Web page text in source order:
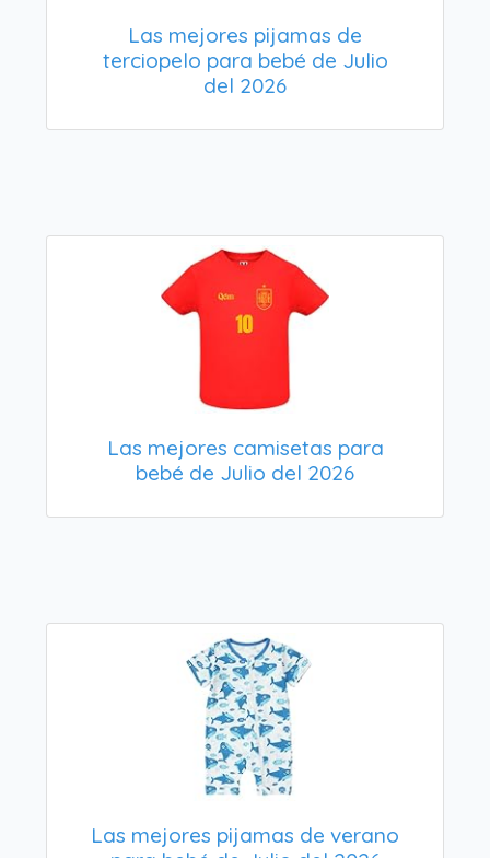
Las mejores pijamas de
terciopelo para bebé de Julio
del 2026
Las mejores camisetas para
bebé de Julio del 2026
Las mejores pijamas de verano